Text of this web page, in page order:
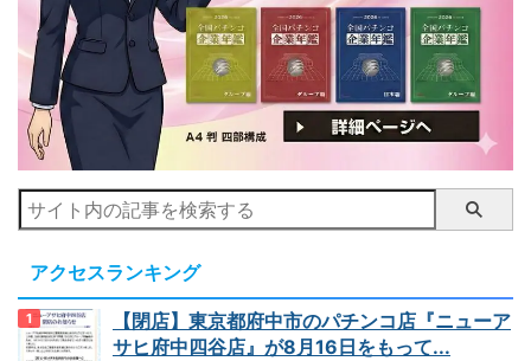
アクセスランキング
【閉店】東京都府中市のパチンコ店『ニューア
サヒ府中四谷店』が8月16日をもって...